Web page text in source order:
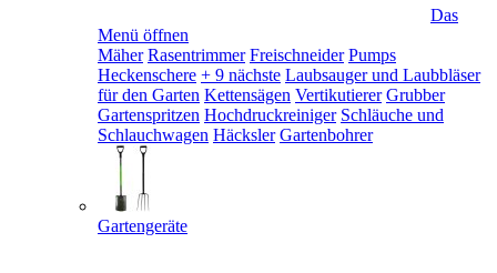
Das
Menü öffnen
Mäher Rasentrimmer Freischneider Pumps
Heckenschere + 9 nächste Laubsauger und Laubbläser
für den Garten Kettensägen Vertikutierer Grubber
Gartenspritzen Hochdruckreiniger Schläuche und
Schlauchwagen Häcksler Gartenbohrer
Gartengeräte